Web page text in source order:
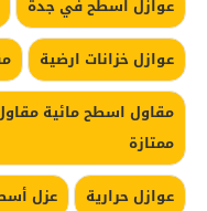
عوازل اسطح في جدة
عوازل خزانات ارضية
مقاول اسطح مائية
ممتازة
عوازل حرارية
عزل